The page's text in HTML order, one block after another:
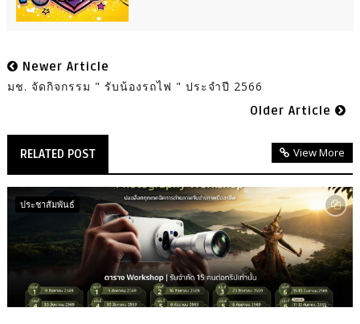
Newer Article
มช. จัดกิจกรรม " รับน้องรถไฟ " ประจำปี 2566
Older Article
RELATED POST View More
ประชาสัมพันธ์